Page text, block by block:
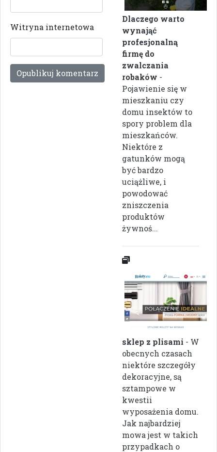
Witryna internetowa
Dlaczego warto
wynająć
profesjonalną
firmę do
zwalczania
robaków -
Pojawienie się w
mieszkaniu czy
domu insektów to
spory problem dla
mieszkańców.
Niektóre z
gatunków mogą
być bardzo
uciążliwe, i
powodować
zniszczenia
produktów
żywnoś...
sklep z plisami - W
obecnych czasach
niektóre szczegóły
dekoracyjne, są
sztampowe w
kwestii
wyposażenia domu.
Jak najbardziej
mowa jest w takich
przypadkach o